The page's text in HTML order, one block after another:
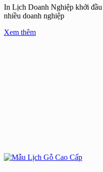
In Lịch Doanh Nghiệp khởi
nhiều doanh nghiệp
Xem thêm